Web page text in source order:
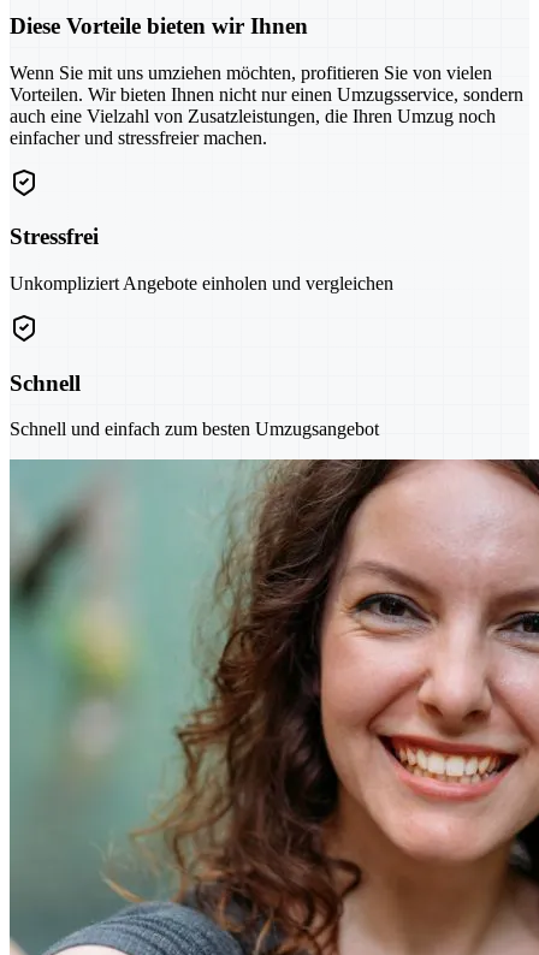
Diese Vorteile bieten wir Ihnen
Wenn Sie mit uns umziehen möchten, profitieren Sie von vielen
Vorteilen. Wir bieten Ihnen nicht nur einen Umzugsservice, sondern
auch eine Vielzahl von Zusatzleistungen, die Ihren Umzug noch
einfacher und stressfreier machen.
Stressfrei
Unkompliziert Angebote einholen und vergleichen
Schnell
Schnell und einfach zum besten Umzugsangebot